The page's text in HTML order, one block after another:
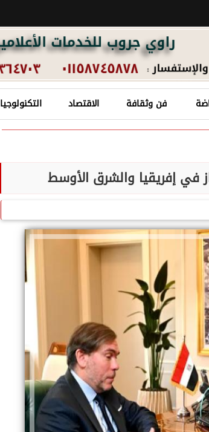
فن وثقافة الاقتصاد التكنولوجيا
في إفريقيا والشرق الأوسط